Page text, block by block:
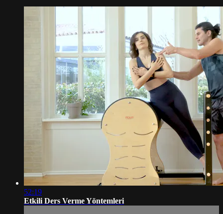
52:19
Etkili Ders Verme Yöntemleri